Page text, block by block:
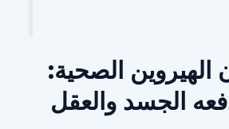
الهيروين الصحية:
الجسد والعقل